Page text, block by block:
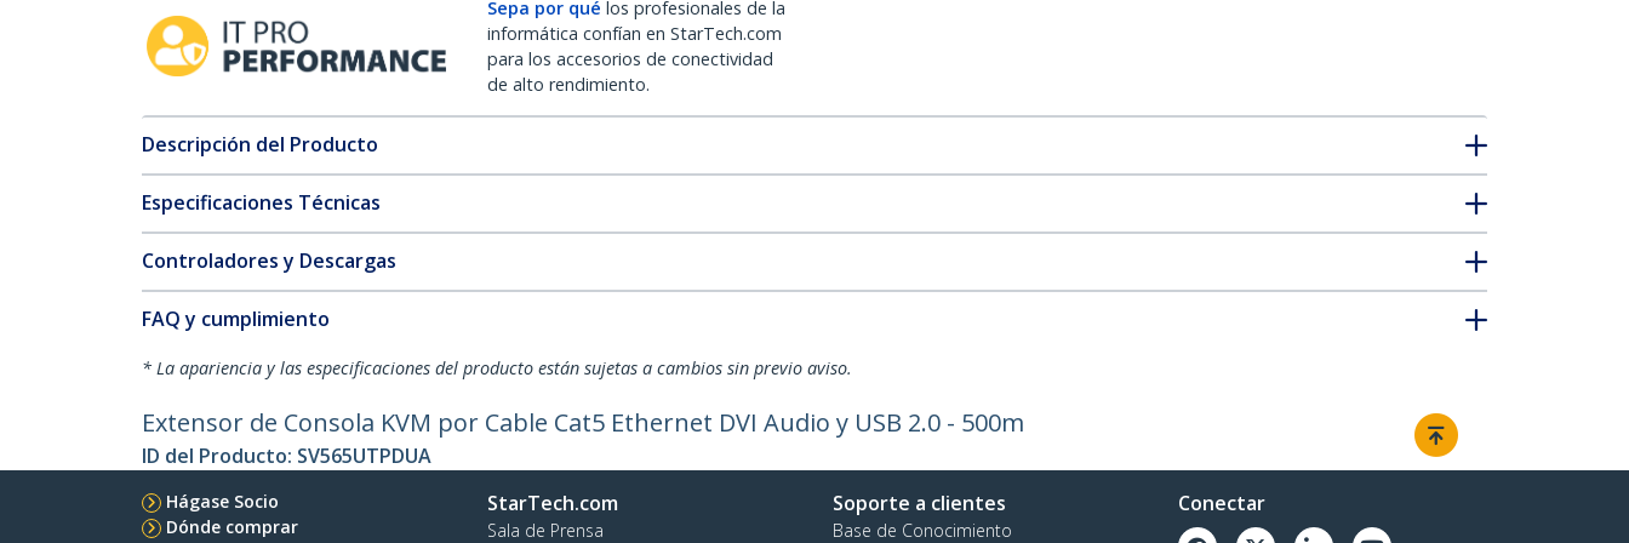
Sepa por qué los profesionales de la
informática confían en StarTech.com
para los accesorios de conectividad
de alto rendimiento.
Descripción del Producto
Especificaciones Técnicas
Controladores y Descargas
FAQ y cumplimiento
* La apariencia y las especificaciones del producto están sujetas a cambios sin previo aviso.
Extensor de Consola KVM por Cable Cat5 Ethernet DVI Audio y USB 2.0 - 500m
ID del Producto: SV565UTPDUA
Hágase Socio
Dónde comprar
StarTech.com
Sala de Prensa
Soporte a clientes
Base de Conocimiento
Conectar